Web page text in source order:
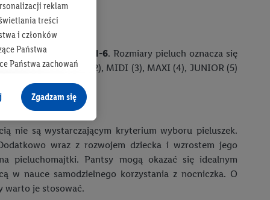
jest skalą 1-6. Rozmiary pieluch oznacza się
BORN (1), MINI (2), MIDI (3), MAXI (4), JUNIOR (5)
nie są wystarczającym kryterium wyboru pieluszek.
wraz z rozwojem dziecka i wzrostem jego
pieluchomajtki. Pantsy mogą okazać się idealnym
w nauce samodzielnego korzystania z nocniczka. O
warto je stosować.
reklam
treści
i członków
Państwa
Państwa zachowań
o dane z innych
w usługach Lidl,
również przez różne
urządzeniach
marketingowych,
docelowych,
Zgadzam się